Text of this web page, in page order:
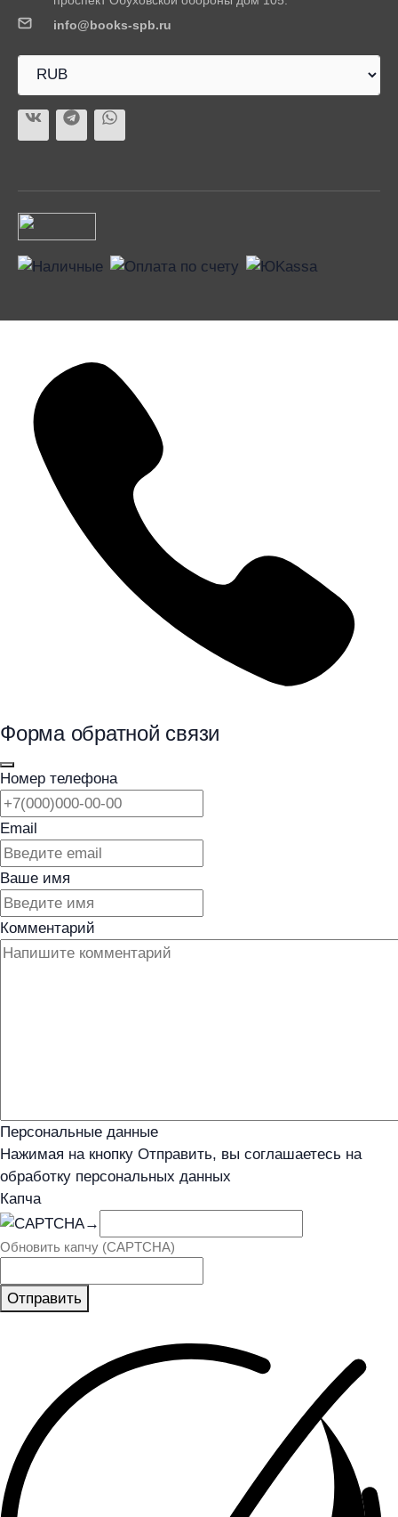
info@books-spb.ru
Форма обратной связи
Номер телефона
Email
Ваше имя
Комментарий
Персональные данные
Нажимая на кнопку Отправить, вы соглашаетесь на
обработку персональных данных
Капча
→
Обновить капчу (CAPTCHA)
Отправить